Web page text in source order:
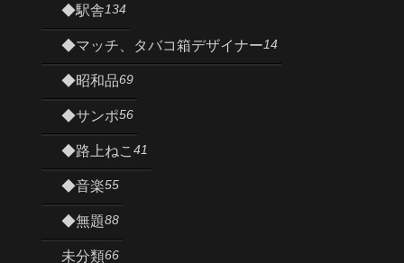
◆駅舎134
◆マッチ、タバコ箱デザイナー14
◆昭和品69
◆サンポ56
◆路上ねこ 41
◆音楽55
◆無題88
未分類66